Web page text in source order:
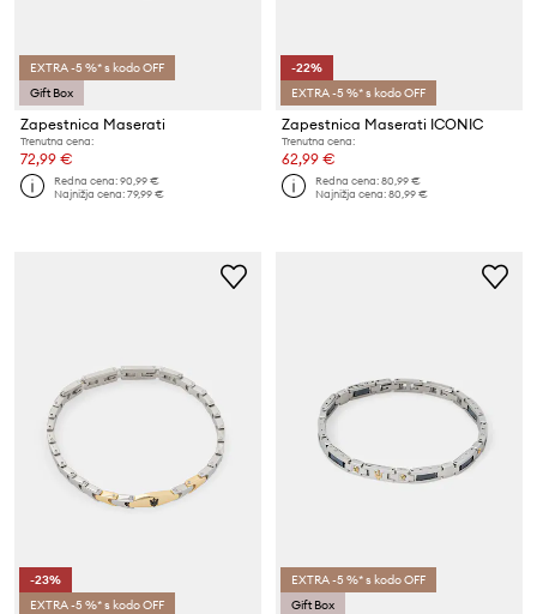
EXTRA -5 %* s kodo OFF
Gift Box
Zapestnica Maserati
Trenutna cena:
72,99 €
Redna cena:90,99 €
Najnižja cena:79,99 €
-22%
EXTRA -5 %* s kodo OFF
Zapestnica Maserati ICONIC
Trenutna cena:
62,99 €
Redna cena:80,99 €
Najnižja cena:80,99 €
-23%
EXTRA -5 %* s kodo OFF
EXTRA -5 %* s kodo OFF
Gift Box